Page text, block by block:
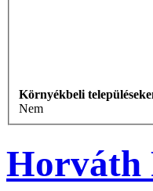
Környékbeli
Nem
Horváth